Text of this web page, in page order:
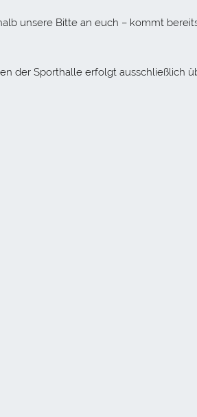
unsere Bitte an euch – kommt
der Sporthalle erfolgt ausschließlich